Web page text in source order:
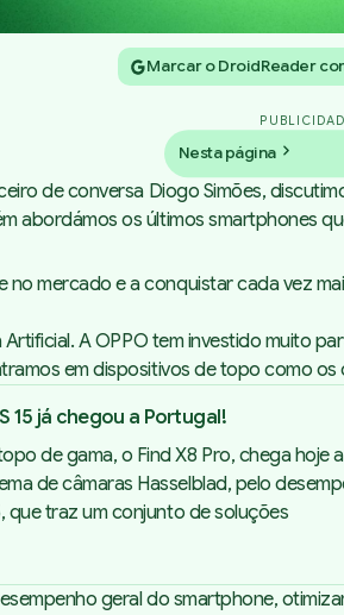
Marcar o DroidReader
Nesta página
de conversa Diogo Simões,
abordámos os últimos smartphones
mercado e a conquistar cada vez
A OPPO tem investido muito
em dispositivos de topo como os
15 já chegou a Portugal!
de gama, o Find X8 Pro, chega hoje
de câmaras Hasselblad, pelo
que traz um conjunto de soluções
geral do smartphone,